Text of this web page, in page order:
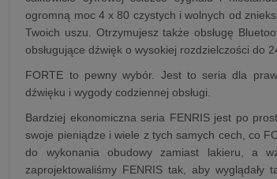
ogromną moc 4 x 80 czystych i wolnych od
Twoich uszu. Otrzymujesz także obsługę
obsługujące dźwięk o wysokiej rozdzielczości do
FORTE to pewny wybór. Jest to seria dla
dźwięku i wygody codziennej obsługi.
Bardziej ekonomiczna seria FENRIS jest po
swoje pieniądze i wiele z tych samych cech, co
do wykonania obudowy zamiast lakieru, a
zaprojektowaliśmy FENRIS tak, aby